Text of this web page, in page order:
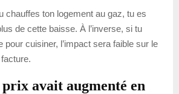
chauffes ton logement au gaz, tu es
de cette baisse. À l’inverse, si tu
pour cuisiner, l’impact sera faible sur le
avait augmenté en